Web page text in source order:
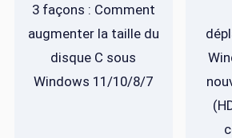
3 façons : Comment
augmenter la taille du
disque C sous
Windows 11/10/8/7